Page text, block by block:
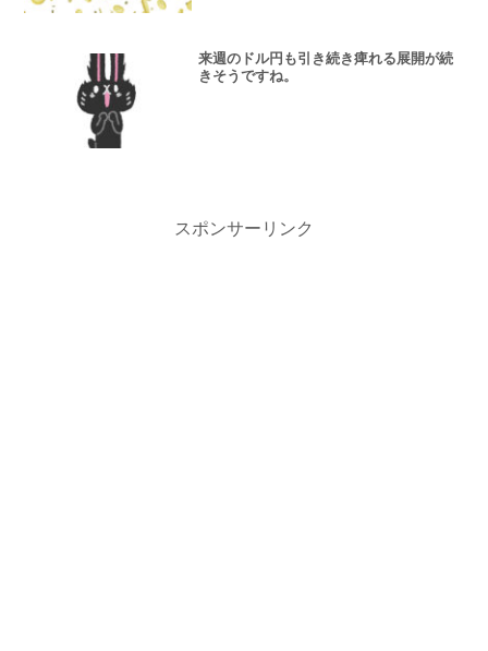
来週のドル円も引き続き痺れる展開が続
きそうですね。
スポンサーリンク